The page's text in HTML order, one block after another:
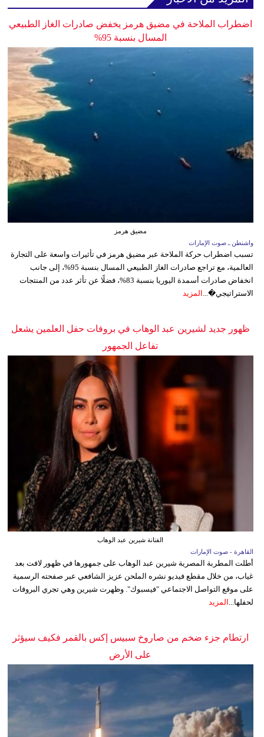
اضطراب الملاحة في مضيق هرمز يخفض صادرات الغاز الطبيعي
المسال بنسبة 95%
مضيق هرمز
واشنطن ـ صوت الإمارات
تسبب اضطراب حركة الملاحة عبر مضيق هرمز في تأثيرات واسعة على التجارة
العالمية، مع تراجع صادرات الغاز الطبيعي المسال بنسبة 95%، إلى جانب
انخفاض صادرات أسمدة اليوريا بنسبة 83%، فضلًا عن تأثر عدد من المنتجات
الاستراتيجي�... المزيد
ظهور جديد لشيرين عبد الوهاب في بروفات حفل العلمين يشعل
تفاعل الجمهور
الفنانة شيرين عبد الوهاب
القاهرة - صوت الإمارات
أطلت المطربة المصرية شيرين عبد الوهاب على جمهورها في ظهور لافت بعد
غياب، من خلال مقطع فيديو نشره الملحن عزيز الشافعي عبر صفحته الرسمية
على موقع التواصل الاجتماعي "فيسبوك". وظهرت شيرين وهي تجري البروفات
لحفلها... المزيد
ارتطام جزء ضخم من صاروخ سبيس إكس بالقمر فكيف سيؤثر
على الأرض